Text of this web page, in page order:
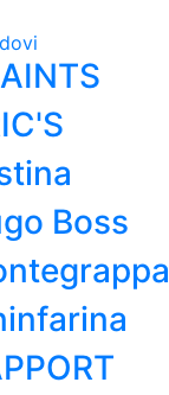
Boss